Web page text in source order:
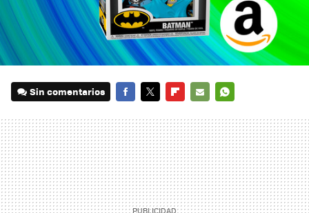
Sin comentarios
MAIL